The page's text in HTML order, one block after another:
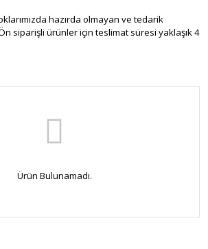
hazırda olmayan ve tedarik
siparişli ürünler için teslimat süresi yaklaşık 4
Ürün Bulunamadı.